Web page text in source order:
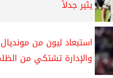
يثير جدلاً
استبعاد ليون من مونديال
والإدارة تشتكي من